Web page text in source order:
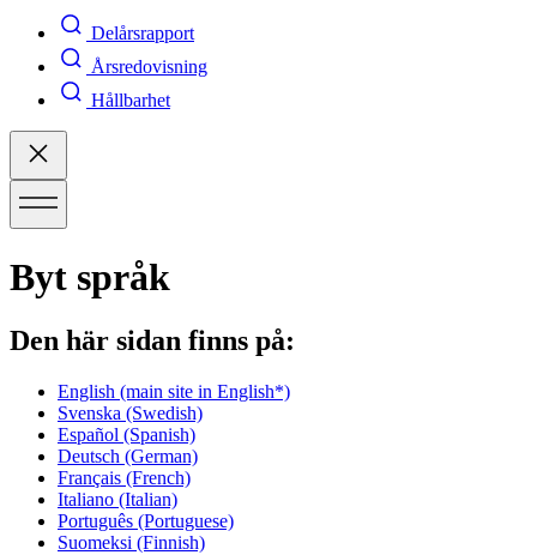
Delårsrapport
Årsredovisning
Hållbarhet
Byt språk
Den här sidan finns på:
English (main site in English*)
Svenska (Swedish)
Español (Spanish)
Deutsch (German)
Français (French)
Italiano (Italian)
Português (Portuguese)
Suomeksi (Finnish)